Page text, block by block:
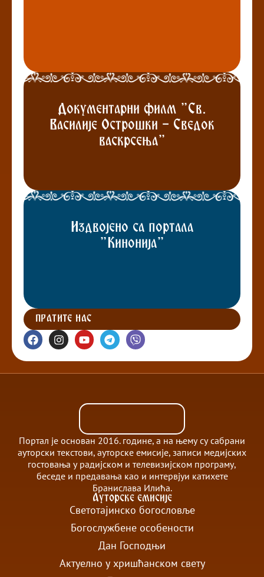
Документарни филм "Св.
Василије Острошки - Сведок
васкрсења"
Издвојено са портала
"Кинонија"
ПРАТИТЕ НАС
Портал је основан 2016. године, а на њему су сабрани
ауторски текстови, ауторске емисије, записи медијских
гостовања у радијском и телевизијском програму,
беседе и предавања као и интервјуи катихете
Бранислава Илића.
Ауторске емисије
Светотајинско богословље
Богослужбене особености
Дан Господњи
Актуелно у хришћанском свету